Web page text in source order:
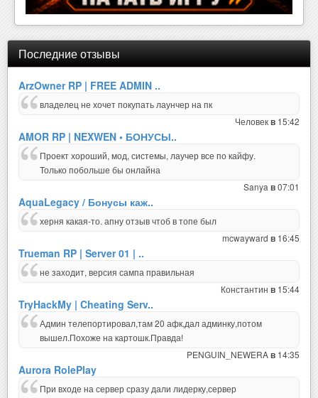
Последние отзывы
ArzOwner RP | FREE ADMIN ..
владелец не хочет покупать лаунчер на пк
Человекв 15:42
AMOR RP | NEXWEN • БОНУСЫ..
Проект хороший, мод, системы, лаучер все по кайфу.
Только побольше бы онлайна
Sanya в07:01
AquaLegacy / Бонусы каж..
херня какая-то. апну отзыв чтоб в топе был
mcwayward в 16:45
Trueman RP | Server 01 | ..
не заходит, версия сампа правильная
Константин в 15:44
TryHackMy | Cheating Serv..
Админ телепортировал,там 20 афк,дал админку,потом
вышел.Похоже на картошк.Правда!
PENGUIN_NEWERAв 14:35
Aurora RolePlay
При входе на сервер сразу дали лидерку,сервер